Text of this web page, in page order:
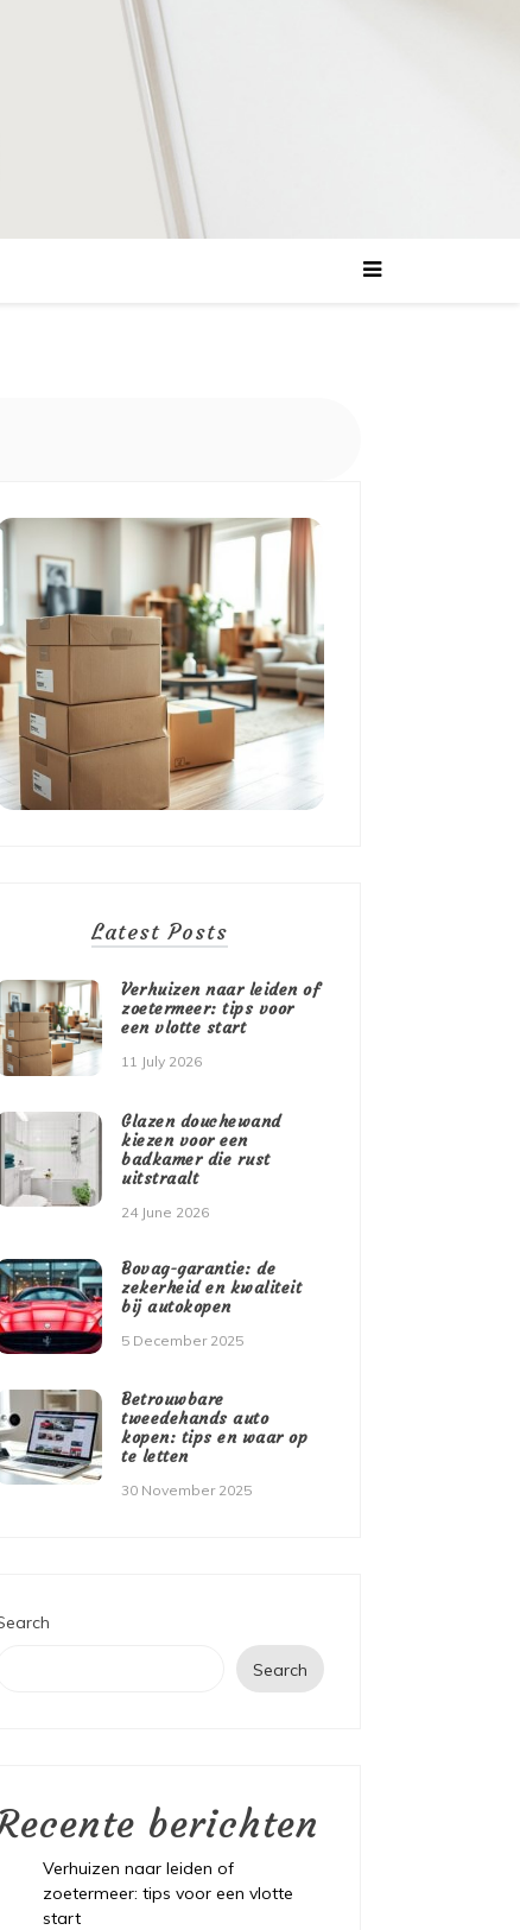
Latest Posts
Verhuizen naar leiden of
zoetermeer: tips voor
een vlotte start
11 July 2026
Glazen douchewand
kiezen voor een
badkamer die rust
uitstraalt
24 June 2026
Bovag-garantie: de
zekerheid en kwaliteit
bij autokopen
5 December 2025
Betrouwbare
tweedehands auto
kopen: tips en waar op
te letten
30 November 2025
Search
berichten
Verhuizen naar leiden of
zoetermeer: tips voor een vlotte
start